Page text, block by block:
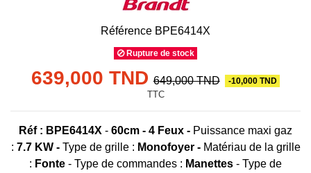
Référence BPE6414X
Rupture de stock
639,000 TND 649,000 TND -10,000 TND
TTC
Réf : BPE6414X - 60cm - 4 Feux - Puissance maxi gaz
: 7.7 KW - Type de grille : Monofoyer - Matériau de la grille
: Fonte - Type de commandes : Manettes - Type de